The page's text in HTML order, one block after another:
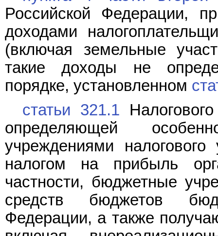
Российской Федерации,
доходами
(включая земельные
такие доходы не
порядке, установленном
статьи 321.1
определяющей
учреждениями
налогом на прибыль
частности, бюджетные
средств бюджетов
Федерации, а также